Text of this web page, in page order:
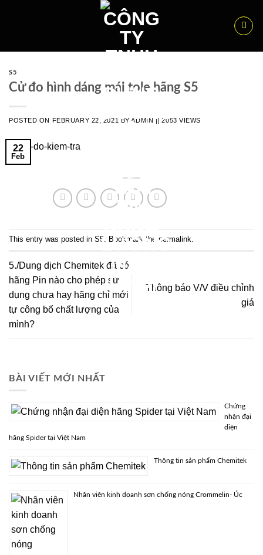
S5
Cử đo hình dáng mái tole hãng S5
POSTED ON FEBRUARY 22, 2021 BY ADMIN || 2053 VIEWS
22
Feb
This entry was posted in S5. Bookmark the permalink.
5./Dung dịch Chemitek đã có
hãng Pin nào cho phép sử
dụng chưa hay hãng chỉ mới
tự công bố chất lượng của
mình?
Thông báo V/V điều chỉnh
giá
BÀI VIẾT MỚI NHẤT
Chứng
nhận đại
diện
hãng Spider tại Việt Nam
Thông tin sản phẩm Chemitek
Nhân viên kinh doanh sơn chống nóng Crommelin- Úc